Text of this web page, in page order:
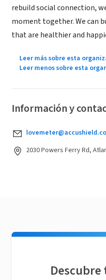
rebuild social connection,
moment together. We can
that are healthier and
Leer más sobre esta
Leer menos sobre esta
Información y
2030 Powers Ferry Rd,